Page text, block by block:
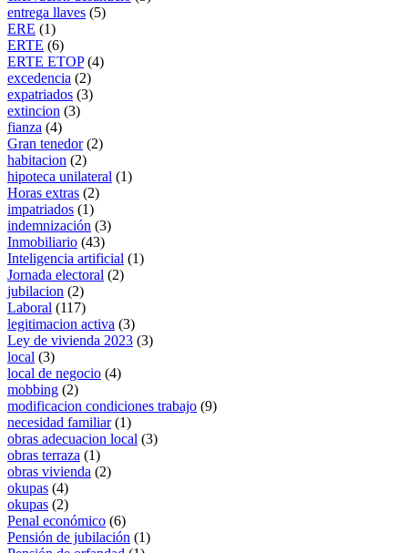
entrega llaves (5)
ERE (1)
ERTE (6)
ERTE ETOP(4)
excedencia (2)
expatriados (3)
extincion (3)
fianza (4)
Gran tenedor(2)
habitacion (2)
hipoteca unilateral (1)
Horas extras (2)
impatriados (1)
indemnización (3)
Inmobiliario (43)
Inteligencia artificial (1)
Jornada electoral (2)
jubilacion (2)
Laboral (117)
legitimacion activa (3)
Ley de vivienda 2023 (3)
local (3)
local de negocio (4)
mobbing (2)
modificacion condiciones trabajo (9)
necesidad familiar(1)
obras adecuacion local (3)
obras terraza (1)
obras vivienda (2)
okupas (4)
okupas (2)
Penal económico (6)
Pensión de jubilación (1)